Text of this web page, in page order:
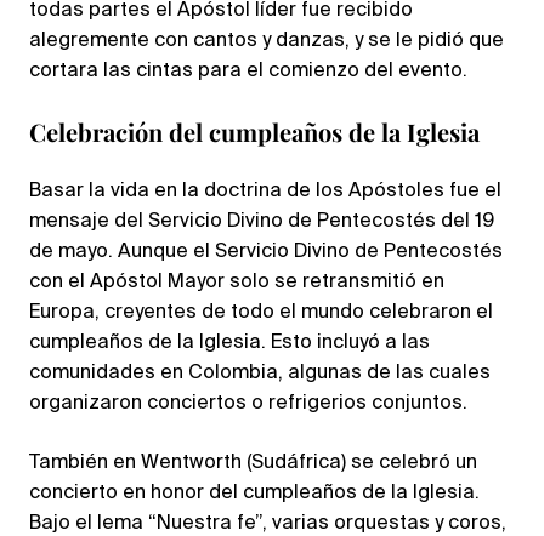
todas partes el Apóstol líder fue recibido
alegremente con cantos y danzas, y se le pidió que
cortara las cintas para el comienzo del evento.
Celebración del cumpleaños de la Iglesia
Basar la vida en la doctrina de los Apóstoles fue el
mensaje del Servicio Divino de Pentecostés del 19
de mayo. Aunque el Servicio Divino de Pentecostés
con el Apóstol Mayor solo se retransmitió en
Europa, creyentes de todo el mundo celebraron el
cumpleaños de la Iglesia. Esto incluyó a las
comunidades en Colombia, algunas de las cuales
organizaron conciertos o refrigerios conjuntos.
También en Wentworth (Sudáfrica) se celebró un
concierto en honor del cumpleaños de la Iglesia.
Bajo el lema “Nuestra fe”, varias orquestas y coros,